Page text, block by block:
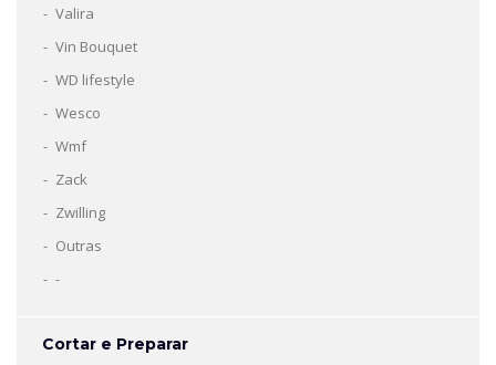
Valira
Vin Bouquet
WD lifestyle
Wesco
Wmf
Zack
Zwilling
Outras
-
Cortar e Preparar